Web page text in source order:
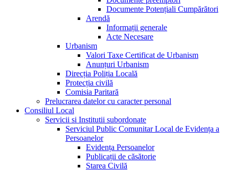
Documente Potențiali Cumpărători
Arendă
Informații generale
Acte Necesare
Urbanism
Valori Taxe Certificat de Urbanism
Anunțuri Urbanism
Direcția Poliția Locală
Protecția civilă
Comisia Paritară
Prelucrarea datelor cu caracter personal
Consiliul Local
Servicii si Institutii subordonate
Serviciul Public Comunitar Local de Evidența a
Persoanelor
Evidența Persoanelor
Publicații de căsătorie
Starea Civilă